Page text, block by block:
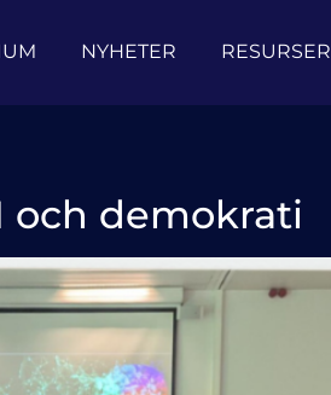
NYHETER RESURSER
och demokrati